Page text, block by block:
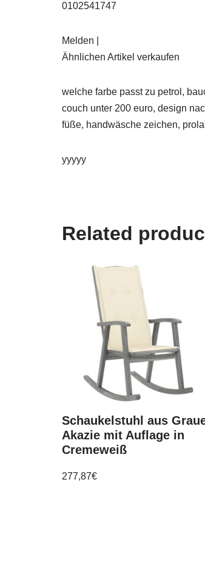
0102541747
Melden |
Ähnlichen Artikel verkaufen
welche farbe passt zu petrol,
couch unter 200 euro, design
füße, handwäsche zeichen,
yyyyy
Related
Schaukelstuhl aus
Akazie mit Auflage in
Cremeweiß
277,87€